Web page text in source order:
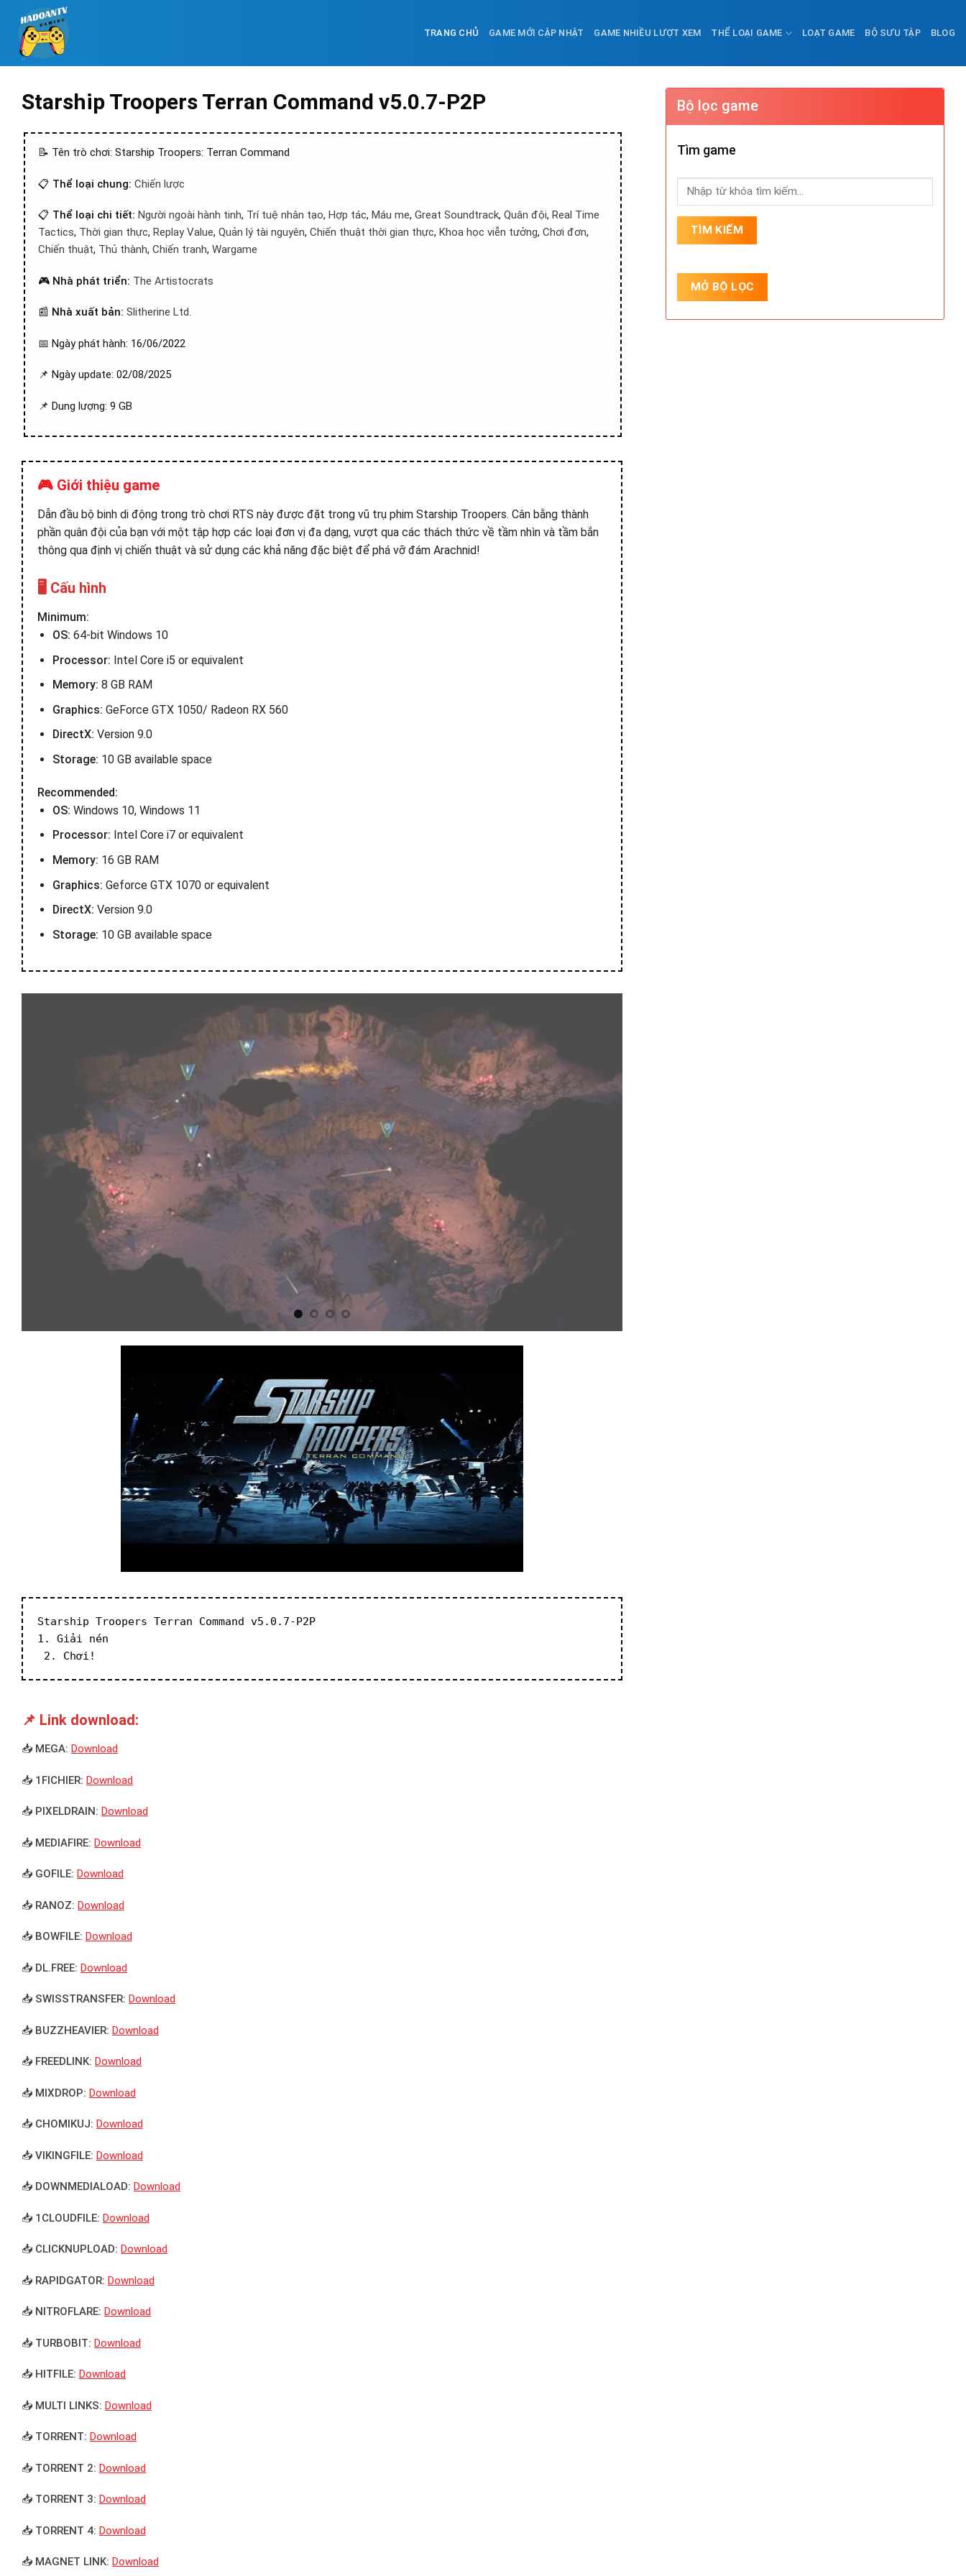
TRANG CHỦ GAME MỚI CẬP NHẬT GAME NHIỀU LƯỢT XEM THỂ LOẠI GAME LOẠT GAME BỘ SƯU TẬP BLOG
Starship Troopers Terran Command v5.0.7-P2P
📝 Tên trò chơi: Starship Troopers: Terran Command
📋 Thể loại chung: Chiến lược
📋 Thể loại chi tiết: Người ngoài hành tinh, Trí tuệ nhân tạo, Hợp tác, Máu me, Great Soundtrack, Quân đội, Real Time
Tactics, Thời gian thực, Replay Value, Quản lý tài nguyên, Chiến thuật thời gian thực, Khoa học viễn tưởng, Chơi đơn,
Chiến thuật, Thủ thành, Chiến tranh, Wargame
🎮 Nhà phát triển: The Artistocrats
📰 Nhà xuất bản: Slitherine Ltd.
📅 Ngày phát hành: 16/06/2022
📌 Ngày update: 02/08/2025
📌 Dung lượng: 9 GB
🎮 Giới thiệu game
Dẫn đầu bộ binh di động trong trò chơi RTS này được đặt trong vũ trụ phim Starship Troopers. Cân bằng thành
phần quân đội của bạn với một tập hợp các loại đơn vị đa dạng, vượt qua các thách thức về tầm nhìn và tầm bắn
thông qua định vị chiến thuật và sử dụng các khả năng đặc biệt để phá vỡ đám Arachnid!
🖥️ Cấu hình
Minimum:
OS: 64-bit Windows 10
Processor: Intel Core i5 or equivalent
Memory: 8 GB RAM
Graphics: GeForce GTX 1050/ Radeon RX 560
DirectX: Version 9.0
Storage: 10 GB available space
Recommended:
OS: Windows 10, Windows 11
Processor: Intel Core i7 or equivalent
Memory: 16 GB RAM
Graphics: Geforce GTX 1070 or equivalent
DirectX: Version 9.0
Storage: 10 GB available space
Starship Troopers Terran Command v5.0.7-P2P
1. Giải nén
2. Chơi!
📌 Link download:
📥 MEGA: Download
📥 1FICHIER: Download
📥 PIXELDRAIN: Download
📥 MEDIAFIRE: Download
📥 GOFILE: Download
📥 RANOZ: Download
📥 BOWFILE: Download
📥 DL.FREE: Download
📥 SWISSTRANSFER: Download
📥 BUZZHEAVIER: Download
📥 FREEDLINK: Download
📥 MIXDROP: Download
📥 CHOMIKUJ: Download
📥 VIKINGFILE: Download
📥 DOWNMEDIALOAD: Download
📥 1CLOUDFILE: Download
📥 CLICKNUPLOAD: Download
📥 RAPIDGATOR: Download
📥 NITROFLARE: Download
📥 TURBOBIT: Download
📥 HITFILE: Download
📥 MULTI LINKS: Download
📥 TORRENT: Download
📥 TORRENT 2: Download
📥 TORRENT 3: Download
📥 TORRENT 4: Download
📥 MAGNET LINK: Download
Bộ lọc game
Tìm game